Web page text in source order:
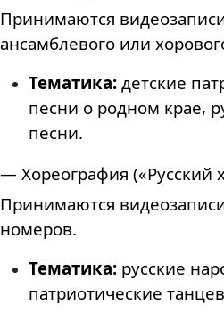
Принимаются
ансамблевого или
Тематика: детские
песни о родном крае,
песни.
— Хореография («Русский
Принимаются
номеров.
Тематика: русские
патриотические